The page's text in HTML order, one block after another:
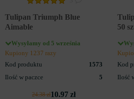
Tulipan Triumph Blue
Aimable
Wysyłamy od 5 września
Kupiony 1237 razy
Kod produktu
1573
Ilość w paczce
5
24.38 zł10.97 zł
50
Kod
Ilość